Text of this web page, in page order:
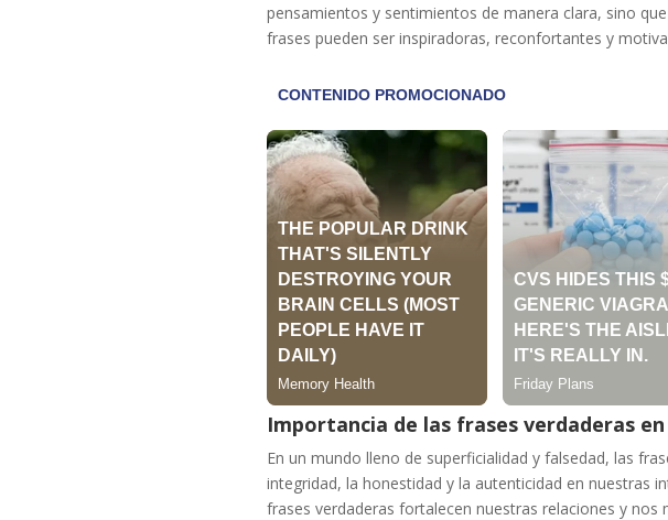
pensamientos y sentimientos de manera clara, sino
frases pueden ser inspiradoras, reconfortantes y
Importancia de las frases verdaderas
En un mundo lleno de superficialidad y falsedad, las
integridad, la honestidad y la autenticidad en nuestras
frases verdaderas fortalecen nuestras relaciones y